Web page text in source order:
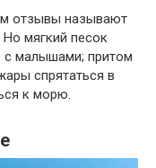
отзывы называют
мягкий песок
с малышами; притом
спрятаться в
к морю.